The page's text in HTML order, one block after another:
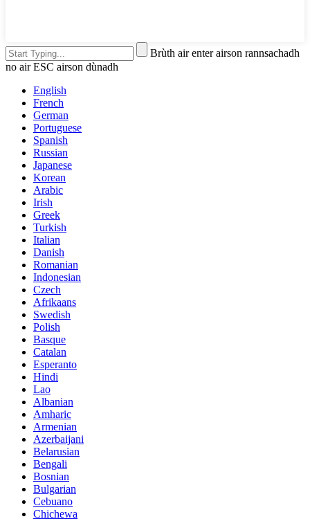
Brùth air enter airson rannsachadh
no air ESC airson dùnadh
English
French
German
Portuguese
Spanish
Russian
Japanese
Korean
Arabic
Irish
Greek
Turkish
Italian
Danish
Romanian
Indonesian
Czech
Afrikaans
Swedish
Polish
Basque
Catalan
Esperanto
Hindi
Lao
Albanian
Amharic
Armenian
Azerbaijani
Belarusian
Bengali
Bosnian
Bulgarian
Cebuano
Chichewa